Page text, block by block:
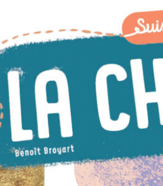
serpente de page en
choisit la suite de
quelle chouette ou
Les découvertes
La Cabane bleue
05/2024